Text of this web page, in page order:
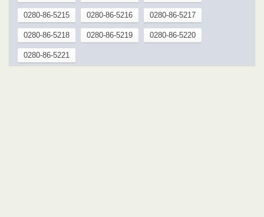
0280-86-5215 0280-86-5216 0280-86-5217
0280-86-5218 0280-86-5219 0280-86-5220
0280-86-5221